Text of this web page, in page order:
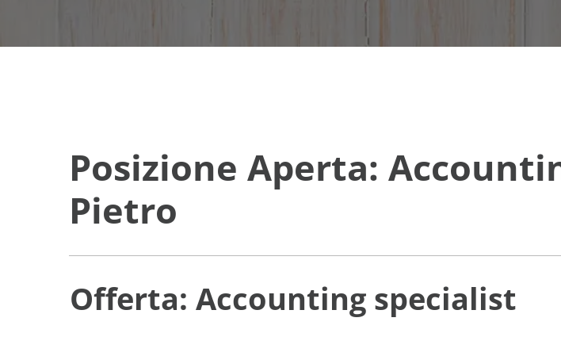
Posizione Aperta:
Pietro
Offerta: Accounting specialist